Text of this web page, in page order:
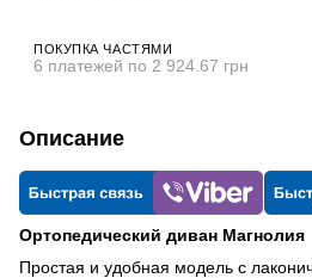
ПОКУПКА ЧАСТЯМИ
6 платежей по 2 924.67 грн
Описание
Ортопедический диван Магнолия
Простая и удобная модель с